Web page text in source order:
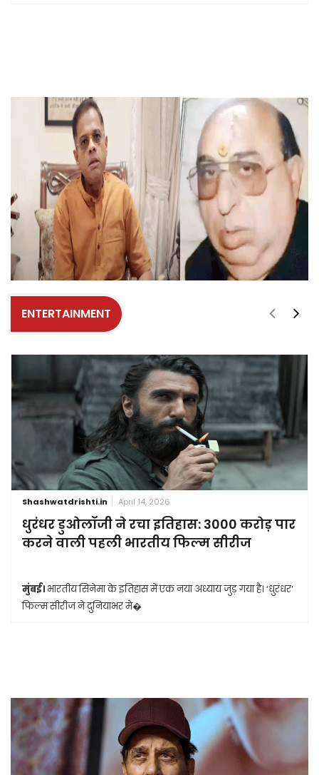
ENTERTAINMENT
Shashwatdrishti.in April 14, 2026
धुरंधर डुओलॉजी ने रचा इतिहास: 3000 करोड़ पार
करने वाली पहली भारतीय फिल्म सीरीज
मुंबई। भारतीय सिनेमा के इतिहास में एक नया अध्याय जुड़ गया है। ‘धुरंधर’
फिल्म सीरीज ने दुनियाभर मे�